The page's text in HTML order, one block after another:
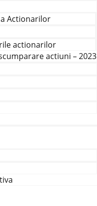
Actionarilor
actionarilor
actiuni – 2023